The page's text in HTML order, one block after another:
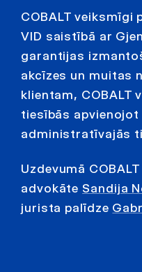
COBALT
VID saistībā ar
garantijas
akcīzes un muitas
klientam, COBALT
tiesībās
administratīvajās
Uzdevumā
advokāte Sandija
jurista palīdze